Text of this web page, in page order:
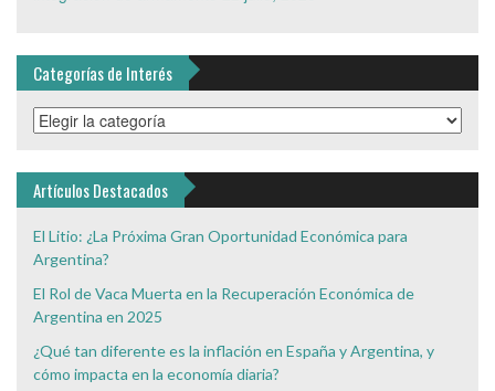
Categorías de Interés
Categorías
de
Artículos Destacados
El Litio: ¿La Próxima Gran Oportunidad Económica para
Argentina?
El Rol de Vaca Muerta en la Recuperación Económica de
Argentina en 2025
¿Qué tan diferente es la inflación en España y Argentina, y
cómo impacta en la economía diaria?